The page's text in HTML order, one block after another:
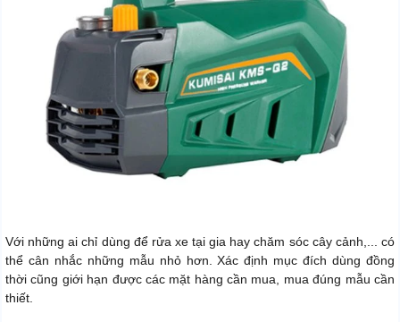
Với những ai chỉ dùng để rửa xe tại gia hay chăm sóc cây cảnh,... có
thể cân nhắc những mẫu nhỏ hơn. Xác định mục đích dùng đồng
thời cũng giới hạn được các mặt hàng cần mua, mua đúng mẫu cần
thiết.